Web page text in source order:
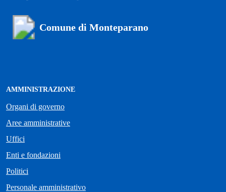
Comune di Monteparano
AMMINISTRAZIONE
Organi di governo
Aree amministrative
Uffici
Enti e fondazioni
Politici
Personale amministrativo